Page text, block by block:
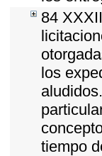
84
los
tiempo